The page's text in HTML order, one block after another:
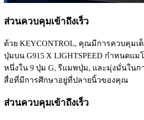
ส่วนควบคุมเข้าถึงเร็ว
ด้วย KEYCONTROL, คุณมีการควบคุมเ
ปุ่มบน G915 X LIGHTSPEED กำหนดแ
หนึ่งใน 9 ปุ่ม G, รีแมพปุ่ม, และมุ่งมั่นใน
สื่อที่มีการศึกษาอยู่ที่ปลายนิ้วของคุณ
ส่วนควบคุมเข้าถึงเร็ว